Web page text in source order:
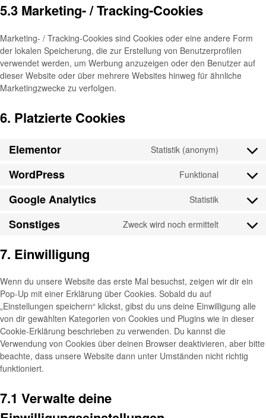
5.3 Marketing- / Tracking-Cookies
Marketing- / Tracking-Cookies sind Cookies oder eine andere Form
der lokalen Speicherung, die zur Erstellung von Benutzerprofilen
verwendet werden, um Werbung anzuzeigen oder den Benutzer auf
dieser Website oder über mehrere Websites hinweg für ähnliche
Marketingzwecke zu verfolgen.
6. Platzierte Cookies
Elementor Statistik (anonym)
WordPress Funktional
Google Analytics Statistik
Sonstiges Zweck wird noch ermittelt
7. Einwilligung
Wenn du unsere Website das erste Mal besuchst, zeigen wir dir ein
Pop-Up mit einer Erklärung über Cookies. Sobald du auf
„Einstellungen speichern“ klickst, gibst du uns deine Einwilligung alle
von dir gewählten Kategorien von Cookies und Plugins wie in dieser
Cookie-Erklärung beschrieben zu verwenden. Du kannst die
Verwendung von Cookies über deinen Browser deaktivieren, aber bitte
beachte, dass unsere Website dann unter Umständen nicht richtig
funktioniert.
7.1 Verwalte deine